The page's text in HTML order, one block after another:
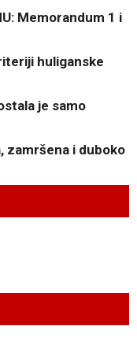
Memorandum 1 i
huliganske
je samo
zamršena i duboko